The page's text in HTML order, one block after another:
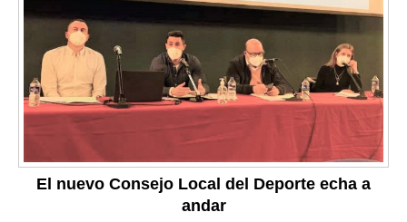
El nuevo Consejo Local del Deporte echa a
andar